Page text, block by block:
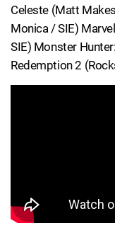
Celeste (Matt
Monica / SIE)
SIE) Monster
Redemption 2